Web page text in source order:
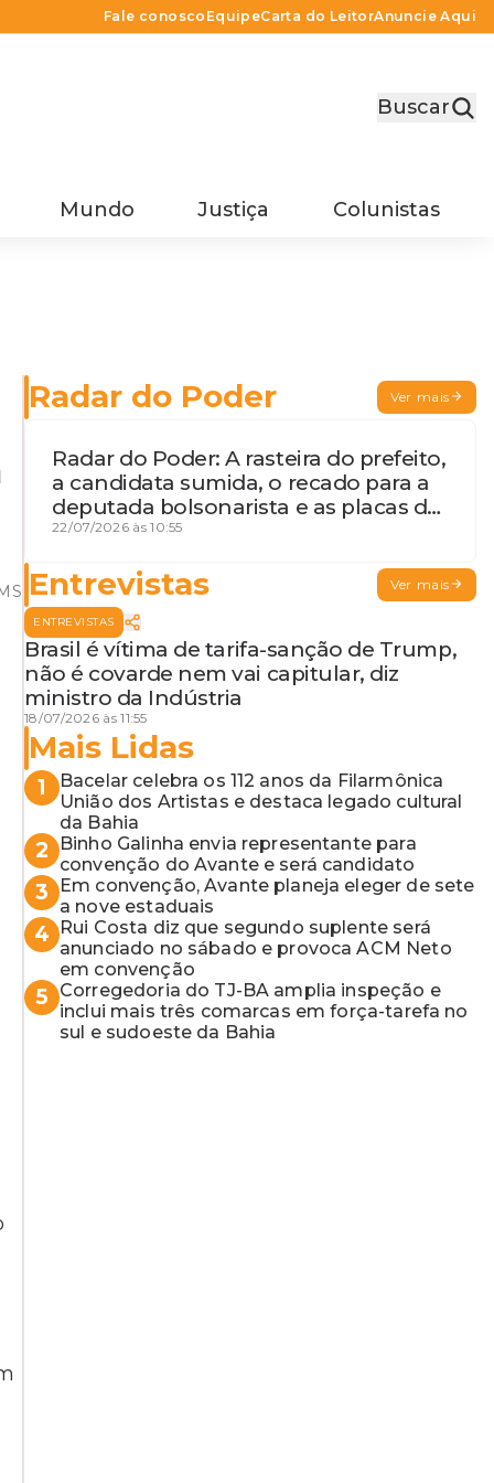
Fale conosco EquipeCarta do LeitorAnuncie Aqui
Buscar
Mundo Justiça Colunistas
Radar do Poder Ver mais
Radar do Poder: A rasteira do prefeito,
a candidata sumida, o recado para a
deputada bolsonarista e as placas da
discórdia
22/07/2026 às 10:55
Entrevistas Ver mais
ENTREVISTAS
Brasil é vítima de tarifa-sanção de Trump,
não é covarde nem vai capitular, diz
ministro da Indústria
18/07/2026 às 11:55
Mais Lidas
1
Bacelar celebra os 112 anos da Filarmônica
União dos Artistas e destaca legado cultural
da Bahia
2
Binho Galinha envia representante para
convenção do Avante e será candidato
3
Em convenção, Avante planeja eleger de sete
a nove estaduais
4
Rui Costa diz que segundo suplente será
anunciado no sábado e provoca ACM Neto
em convenção
5
Corregedoria do TJ-BA amplia inspeção e
inclui mais três comarcas em força-tarefa no
sul e sudoeste da Bahia